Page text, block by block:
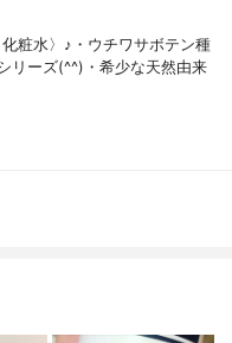
粧水〉♪・ウチワサボテン種
リーズ(^^)・希少な天然由来